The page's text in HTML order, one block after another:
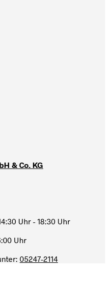
& Co. KG
Uhr - 18:30 Uhr
Uhr
05247-2114